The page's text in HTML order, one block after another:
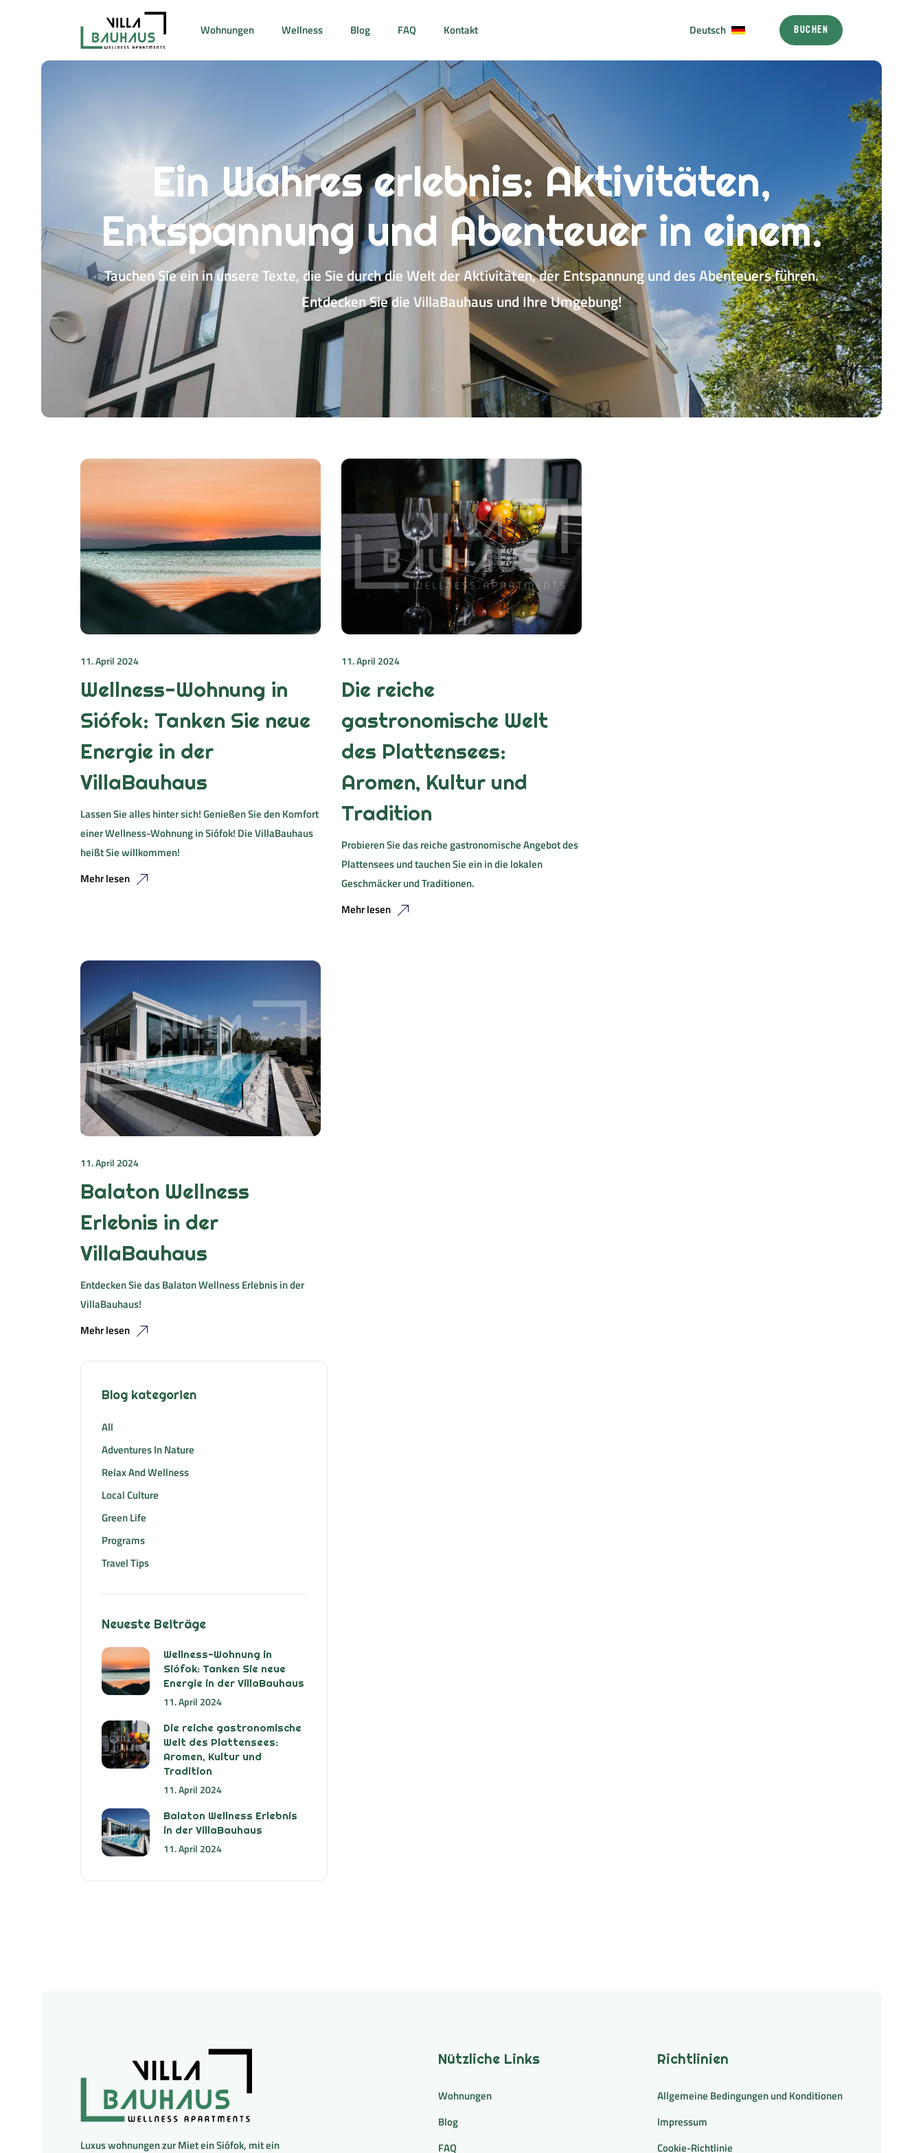
Wohnungen Wellness Blog FAQ Kontakt Deutsch
Magyar
BUCHEN
Ein Wahres erlebnis: Aktivitäten,
Entspannung und Abenteuer in einem.
Tauchen Sie ein in unsere Texte, die Sie durch die Welt der Aktivitäten, der Entspannung und des Abenteuers führen.
Entdecken Sie die VillaBauhaus und Ihre Umgebung!
11. April 2024
Wellness-Wohnung in
Siófok: Tanken Sie neue
Energie in der
VillaBauhaus
Lassen Sie alles hinter sich! Genießen Sie den Komfort
einer Wellness-Wohnung in Siófok! Die VillaBauhaus
heißt Sie willkommen!
Mehr lesen
11. April 2024
Die reiche
gastronomische Welt
des Plattensees:
Aromen, Kultur und
Tradition
Probieren Sie das reiche gastronomische Angebot des
Plattensees und tauchen Sie ein in die lokalen
Geschmäcker und Traditionen.
Mehr lesen
11. April 2024
Balaton Wellness
Erlebnis in der
VillaBauhaus
Entdecken Sie das Balaton Wellness Erlebnis in der
VillaBauhaus!
Mehr lesen
Blog kategorien
All
Adventures In Nature
Relax And Wellness
Local Culture
Green Life
Programs
Travel Tips
Neueste Beiträge
Wellness-Wohnung in
Siófok: Tanken Sie neue
Energie in der VillaBauhaus
11. April 2024
Die reiche gastronomische
Welt des Plattensees:
Aromen, Kultur und
Tradition
11. April 2024
Balaton Wellness Erlebnis
in der VillaBauhaus
11. April 2024
Luxus wohnungen zur Miet ein Siófok, mit ein
Nützliche Links
Wohnungen
Blog
FAQ
Richtlinien
Allgemeine Bedingungen und Konditionen
Impressum
Cookie-Richtlinie